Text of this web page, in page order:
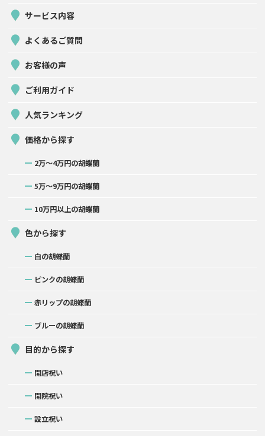
サービス内容
よくあるご質問
お客様の声
ご利用ガイド
人気ランキング
価格から探す
2万〜4万円の胡蝶蘭
5万〜9万円の胡蝶蘭
10万円以上の胡蝶蘭
色から探す
白の胡蝶蘭
ピンクの胡蝶蘭
赤リップの胡蝶蘭
ブルーの胡蝶蘭
目的から探す
開店祝い
開院祝い
設立祝い